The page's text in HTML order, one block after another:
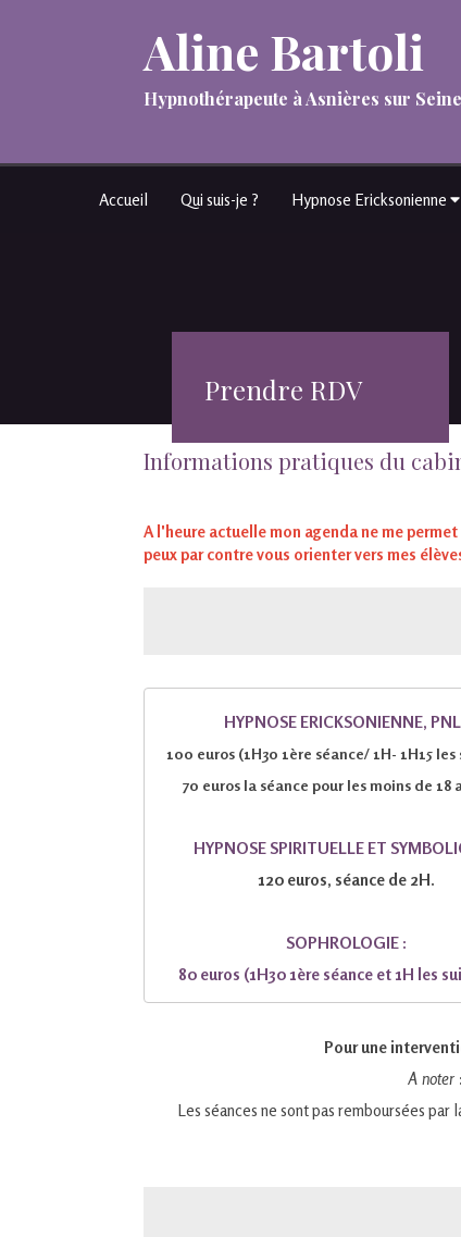
Aline Bartoli
Hypnothérapeute à Asnières sur Seine
Accueil Qui suis-je ? Hypnose Ericksonienne
Prendre RDV
Informations pratiques du
A l'heure actuelle mon agenda ne me
peux par contre vous orienter vers mes
HYPNOSE ERICKSONIENNE,
100 euros (1H30 1ère séance/ 1H- 1H15 les
70 euros la séance pour les moins de 18
HYPNOSE SPIRITUELLE ET
120 euros, séance de 2H.
SOPHROLOGIE :
80 euros (1H30 1ère séance et 1H les
Pour une
A noter
Les séances ne sont pas remboursées